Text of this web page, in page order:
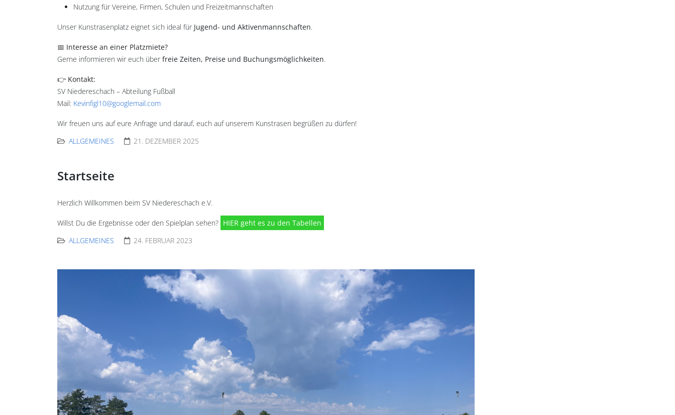
Nutzung für Vereine, Firmen, Schulen und Freizeitmannschaften
Unser Kunstrasenplatz eignet sich ideal für Jugend- und Aktivenmannschaften.
📅 Interesse an einer Platzmiete?
Gerne informieren wir euch überfreie Zeiten, Preise und Buchungsmöglichkeiten.
👉 Kontakt:
SV Niedereschach – Abteilung Fußball
Mail: Kevinfigl10@googlemail.com
Wir freuen uns auf eure Anfrage und darauf, euch auf unserem Kunstrasen begrüßen zu dürfen!
ALLGEMEINES
21. DEZEMBER 2025
Startseite
Herzlich Willkommen beim SV Niedereschach e.V.
Willst Du die Ergebnisse oder den Spielplan sehen? HIER geht es zu den Tabellen
ALLGEMEINES
24. FEBRUAR 2023